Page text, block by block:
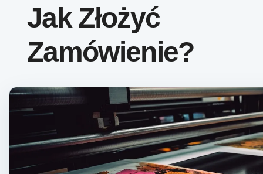
Jak Złożyć
Zamówienie?